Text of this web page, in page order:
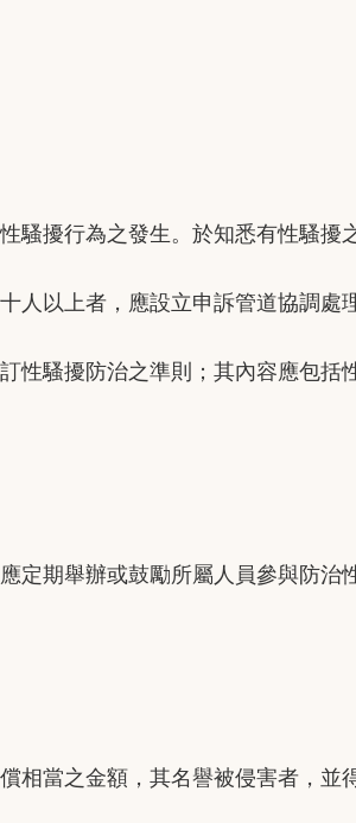
擾行為之發生。於知悉有性騷擾
以上者，應設立申訴管道協調處
騷擾防治之準則；其內容應包括
期舉辦或鼓勵所屬人員參與防治
當之金額，其名譽被侵害者，並